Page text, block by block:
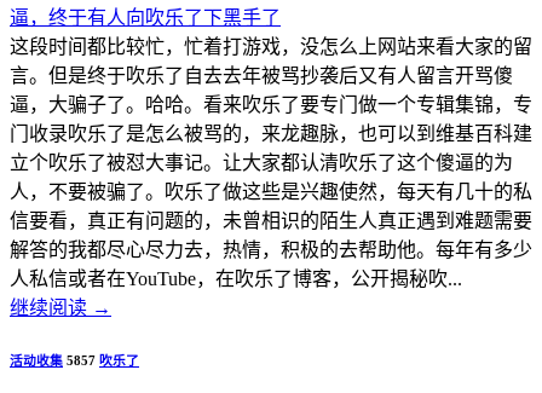
这段时间都比较忙，忙着打游戏，没怎么上网站来看大家的留
言。但是终于吹乐了自去去年被骂抄袭后又有人留言开骂傻
逼，大骗子了。哈哈。看来吹乐了要专门做一个专辑集锦，专
门收录吹乐了是怎么被骂的，来龙趣脉，也可以到维基百科建
立个吹乐了被怼大事记。让大家都认清吹乐了这个傻逼的为
人，不要被骗了。吹乐了做这些是兴趣使然，每天有几十的私
信要看，真正有问题的，未曾相识的陌生人真正遇到难题需要
解答的我都尽心尽力去，热情，积极的去帮助他。每年有多少
人私信或者在YouTube，在吹乐了博客，公开揭秘吹...
继续阅读 →
活动收集 5857 吹乐了